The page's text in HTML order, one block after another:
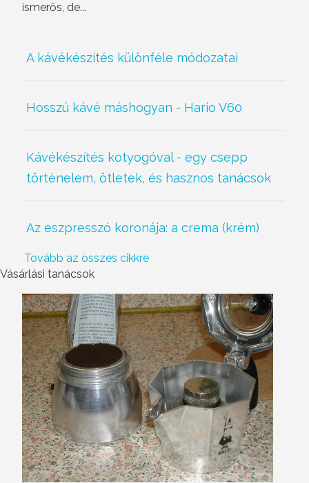
ismerős, de...
A kávékészítés különféle módozatai
Hosszú kávé máshogyan - Hario V60
Kávékészítés kotyogóval - egy csepp
történelem, ötletek, és hasznos tanácsok
Az eszpresszó koronája: a crema (krém)
Tovább az összes cikkre
Vásárlási tanácsok